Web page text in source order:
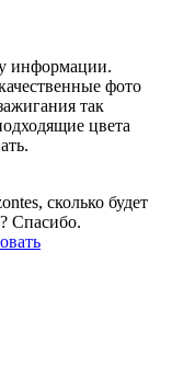
информации.
фото
так
цвета
сколько будет
Спасибо.